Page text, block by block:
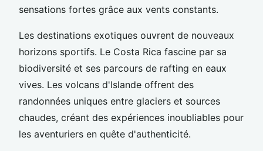
sensations fortes grâce aux vents constants.
Les destinations exotiques ouvrent de nouveaux
horizons sportifs. Le Costa Rica fascine par sa
biodiversité et ses parcours de rafting en eaux
vives. Les volcans d'Islande offrent des
randonnées uniques entre glaciers et sources
chaudes, créant des expériences inoubliables pour
les aventuriers en quête d'authenticité.